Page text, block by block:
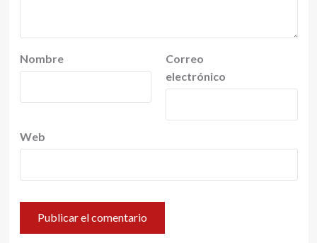
Nombre
Correo
electrónico
Web